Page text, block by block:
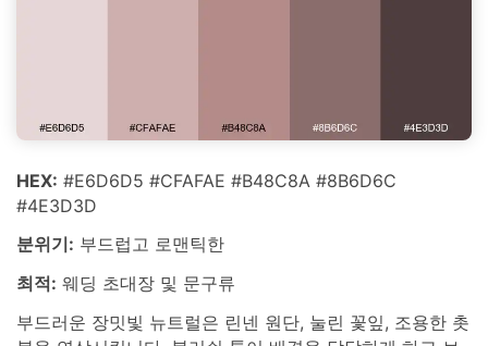
HEX: #E6D6D5 #CFAFAE #B48C8A #8B6D6C
#4E3D3D
분위기: 부드럽고 로맨틱한
최적: 웨딩 초대장 및 문구류
부드러운 장밋빛 뉴트럴은 린넨 원단, 눌린 꽃잎, 조용한 촛